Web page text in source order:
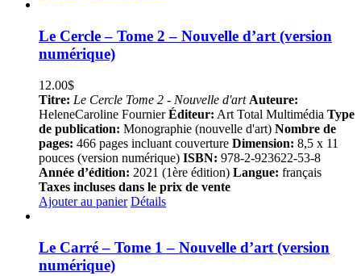
Le Cercle – Tome 2 – Nouvelle d’art (version
numérique)
12.00$
Titre: Le Cercle Tome 2 - Nouvelle d'art Auteure:
HeleneCaroline FournierÉditeur: Art Total Multimédia Type
de publication: Monographie (nouvelle d'art) Nombre de
pages: 466 pages incluant couverture Dimension: 8,5 x 11
pouces (version numérique) ISBN: 978-2-923622-53-8
Année d’édition: 2021 (1ère édition) Langue: français
Taxes incluses dans le prix de vente
Ajouter au panier Détails
Le Carré – Tome 1 – Nouvelle d’art (version
numérique)